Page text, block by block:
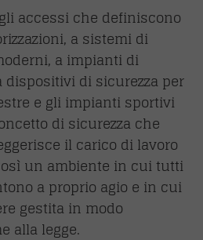
accessi che definiscono
a sistemi di
a impianti di
dispositivi di sicurezza per
e gli impianti sportivi
di sicurezza che
il carico di lavoro
un ambiente in cui tutti
a proprio agio e in cui
gestita in modo
alla legge.